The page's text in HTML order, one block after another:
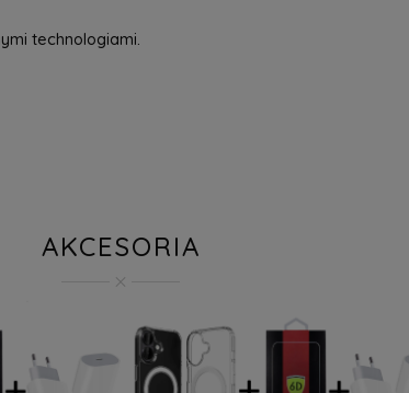
technologiami.
AKCESORIA